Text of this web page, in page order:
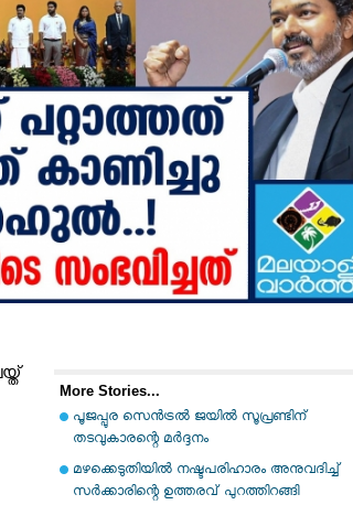
More Stories...
പൂജപ്പുര സെന്‍ട്രല്‍ ജയില്‍ സൂപ്രണ്ടിന്
തടവുകാരന്റെ മര്‍ദ്ദനം
മഴക്കെടുതിയില്‍ നഷ്ടപരിഹാരം അനുവദിച്ച്
സര്‍ക്കാരിന്റെ ഉത്തരവ് പുറത്തിറങ്ങി